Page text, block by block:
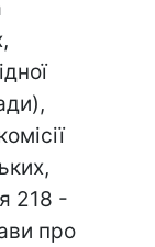
218 -
про